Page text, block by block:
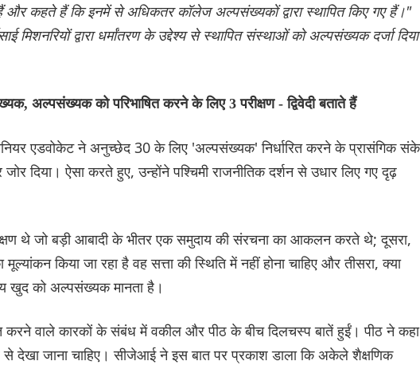
और कहते हैं कि इनमें से अधिकतर कॉलेज अल्पसंख्यकों द्वारा स्थापित किए गए हैं।"
मिशनरियों द्वारा धर्मांतरण के उद्देश्य से स्थापित संस्थाओं को अल्पसंख्यक दर्जा दिया
अल्पसंख्यक को परिभाषित करने के लिए 3 परीक्षण - द्विवेदी बताते हैं
एडवोकेट ने अनुच्छेद 30 के लिए 'अल्पसंख्यक' निर्धारित करने के प्रासंगिक
दिया। ऐसा करते हुए, उन्होंने पश्चिमी राजनीतिक दर्शन से उधार लिए गए दृढ़
थे जो बड़ी आबादी के भीतर एक समुदाय की संरचना का आकलन करते थे; दूसरा,
किया जा रहा है वह सत्ता की स्थिति में नहीं होना चाहिए और तीसरा, क्या
खुद को अल्पसंख्यक मानता है।
करने वाले कारकों के संबंध में वकील और पीठ के बीच दिलचस्प बातें हुईं। पीठ ने कहा
से देखा जाना चाहिए। सीजेआई ने इस बात पर प्रकाश डाला कि अकेले शैक्षणिक